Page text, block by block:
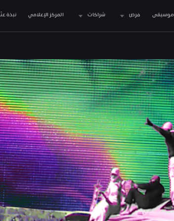
موسيقى فرص شراكات المركز الإعلامي نبذة